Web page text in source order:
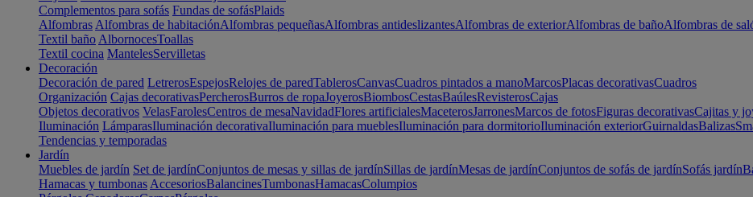
Complementos para sofás Fundas de sofásPlaids
Alfombras Alfombras de habitaciónAlfombras pequeñasAlfombras antideslizantesAlfombras de exteriorAlfombras de bañoAlfombras de
Textil baño AlbornocesToallas
Textil cocina MantelesServilletas
Decoración
Decoración de pared LetrerosEspejosRelojes de paredTablerosCanvasCuadros pintados a manoMarcosPlacas decorativasCuadros
Organización Cajas decorativasPercherosBurros de ropaJoyerosBiombosCestasBaúlesRevisterosCajas
Objetos decorativos VelasFarolesCentros de mesaNavidadFlores artificialesMaceterosJarronesMarcos de fotosFiguras decorativasCajitas y
Iluminación LámparasIluminación decorativaIluminación para mueblesIluminación para dormitorioIluminación exteriorGuirnaldasBalizas
Tendencias y temporadas
Jardín
Muebles de jardín Set de jardínConjuntos de mesas y sillas de jardínSillas de jardínMesas de jardínConjuntos de sofás de jardínSofás jardín
Hamacas y tumbonas AccesoriosBalancinesTumbonasHamacasColumpios